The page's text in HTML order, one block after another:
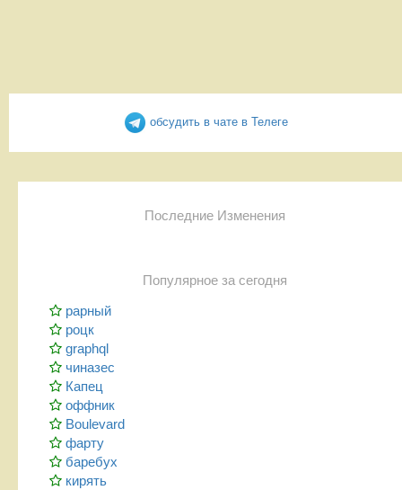
обсудить в чате в Телеге
Последние Изменения
Популярное за сегодня
рарный
роцк
graphql
чиназес
Капец
оффник
Boulevard
фарту
баребух
кирять